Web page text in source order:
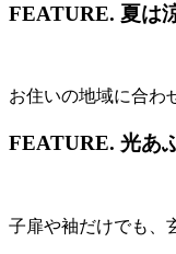
FEATURE. 夏は
お住いの地域に合わ
FEATURE. 光あ
子扉や袖だけでも、